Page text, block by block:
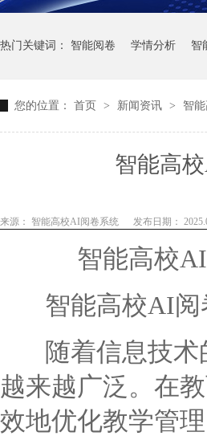
热门关键词： 智能阅卷 学情分析 智
您的位置： 首页 > 新闻资讯 > 智
智能高
来源： 智能高校AI阅卷系统 发布日期：
智能高校
智能高校AI阅
随着信息技术
越来越广泛。在
效地优化教学管